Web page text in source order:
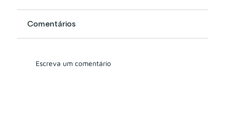
Comentários
Escreva um comentário